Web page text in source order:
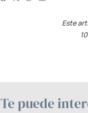
Este
Te puede